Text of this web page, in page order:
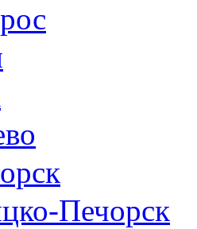
Печорск